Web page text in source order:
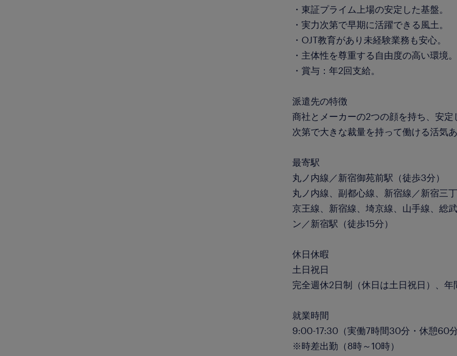
・東証プライム上場の安定した基盤。
・実力次第で早期に活躍できる風土。
・OJT教育があり未経験業務も安心。
・主体性を尊重する自由度の高い環境
・賞与：年2回支給。
派遣先の特徴
商社とメーカーの2つの顔を持ち、安
次第で大きな裁量を持って働ける活気
最寄駅
丸ノ内線／新宿御苑前駅（徒歩3分）
丸ノ内線、副都心線、新宿線／新宿三
京王線、新宿線、埼京線、山手線、総
ン／新宿駅（徒歩15分）
休日休暇
土日祝日
完全週休2日制（休日は土日祝日）、年
就業時間
9:00-17:30（実働7時間30分・休憩60
※時差出勤（8時～10時）